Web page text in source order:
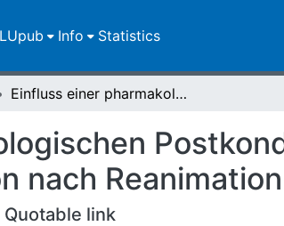
Info Statistics
Einfluss einer pharmakologischen Postkonditionierung auf die myokardiale Dysfunktion nach Reanimation am Schweinemodell
nach
Quotable link